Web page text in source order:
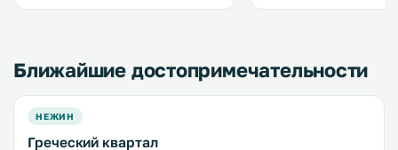
бесплатная частная
Ближайшие достопримечательности
НЕЖИН
Греческий квартал